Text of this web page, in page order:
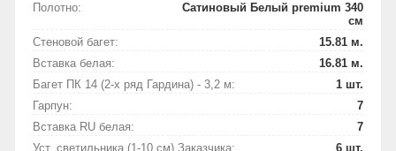
Полотно:
Сатиновый Белый premium 340
см
Стеновой багет:
15.81 м.
Вставка белая:
16.81 м.
Багет ПК 14 (2-х ряд Гардина) - 3,2 м:
1 шт.
Гарпун:
7
Вставка RU белая:
7
Уст. светильника (1-10 см) Заказчика:
6 шт.